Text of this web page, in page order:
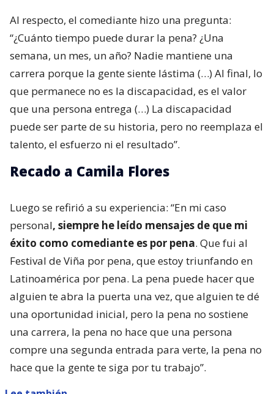
Al respecto, el comediante hizo una pregunta:
“¿Cuánto tiempo puede durar la pena? ¿Una
semana, un mes, un año? Nadie mantiene una
carrera porque la gente siente lástima (…) Al final, lo
que permanece no es la discapacidad, es el valor
que una persona entrega (…) La discapacidad
puede ser parte de su historia, pero no reemplaza el
talento, el esfuerzo ni el resultado”.
Recado a Camila Flores
Luego se refirió a su experiencia: “En mi caso
personal, siempre he leído mensajes de que mi
éxito como comediante es por pena. Que fui al
Festival de Viña por pena, que estoy triunfando en
Latinoamérica por pena. La pena puede hacer que
alguien te abra la puerta una vez, que alguien te dé
una oportunidad inicial, pero la pena no sostiene
una carrera, la pena no hace que una persona
compre una segunda entrada para verte, la pena no
hace que la gente te siga por tu trabajo”.